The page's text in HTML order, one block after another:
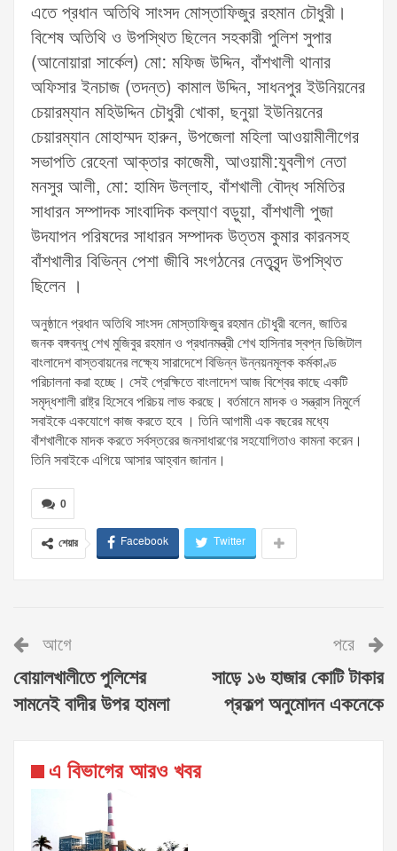
এতে প্রধান অতিথি সাংসদ মোস্তাফিজুর রহমান চৌধুরী।
বিশেষ অতিথি ও উপস্থিত ছিলেন সহকারী পুলিশ সুপার
(আনোয়ারা সার্কেল) মো: মফিজ উদ্দিন, বাঁশখালী থানার
অফিসার ইনচাজ (তদন্ত) কামাল উদ্দিন, সাধনপুর ইউনিয়নের
চেয়ারম্যান মহিউদ্দিন চৌধুরী খোকা, ছনুয়া ইউনিয়নের
চেয়ারম্যান মোহাম্মদ হারুন, উপজেলা মহিলা আওয়ামীলীগের
সভাপতি রেহেনা আক্তার কাজেমী, আওয়ামী:যুবলীগ নেতা
মনসুর আলী, মো: হামিদ উল্লাহ, বাঁশখালী বৌদ্ধ সমিতির
সাধারন সম্পাদক সাংবাদিক কল্যাণ বড়ুয়া, বাঁশখালী পুজা
উদযাপন পরিষদের সাধারন সম্পাদক উত্তম কুমার কারনসহ
বাঁশখালীর বিভিন্ন পেশা জীবি সংগঠনের নেতৃবৃন্দ উপস্থিত
ছিলেন ।
অনুষ্ঠানে প্রধান অতিথি সাংসদ মোস্তাফিজুর রহমান চৌধুরী বলেন, জাতির
জনক বঙ্গবন্ধু শেখ মুজিবুর রহমান ও প্রধানমন্ত্রী শেখ হাসিনার স্বপ্ন ডিজিটাল
বাংলাদেশ বাস্তবায়নের লক্ষ্যে সারাদেশে বিভিন্ন উন্নয়নমূলক কর্মকাণ্ড
পরিচালনা করা হচ্ছে। সেই প্রেক্ষিতে বাংলাদেশ আজ বিশ্বের কাছে একটি
সমৃদ্ধশালী রাষ্ট্র হিসেবে পরিচয় লাভ করছে। বর্তমানে মাদক ও সন্ত্রাস নিমুর্লে
সবাইকে একযোগে কাজ করতে হবে । তিনি আগামী এক বছরের মধ্যে
বাঁশখালীকে মাদক করতে সর্বস্তরের জনসাধারণের সহযোগিতাও কামনা করেন।
তিনি সবাইকে এগিয়ে আসার আহ্বান জানান।
0
শেয়ার Facebook Twitter
আগে
বোয়ালখালীতে পুলিশের
সামনেই বাদীর উপর হামলা
পরে
সাড়ে ১৬ হাজার কোটি টাকার
প্রকল্প অনুমোদন একনেকে
এ বিভাগের আরও খবর